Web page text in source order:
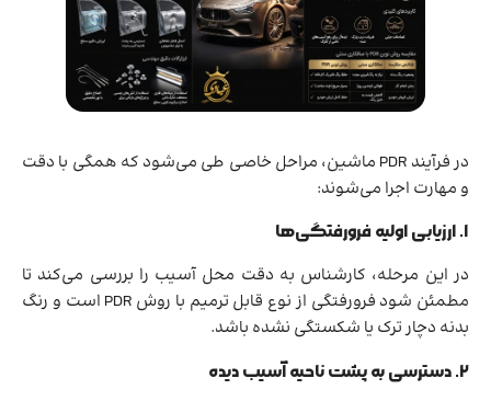
در فرآیند PDR ماشین، مراحل خاصی طی می‌شود که همگی با دقت
و مهارت اجرا می‌شوند:
۱. ارزیابی اولیه فرورفتگی‌ها
در این مرحله، کارشناس به دقت محل آسیب را بررسی می‌کند تا
مطمئن شود فرورفتگی از نوع قابل ترمیم با روش PDR است و رنگ
بدنه دچار ترک یا شکستگی نشده باشد.
۲. دسترسی به پشت ناحیه آسیب دیده